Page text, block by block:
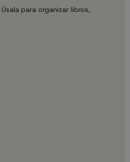
Úsala para organizar libros,